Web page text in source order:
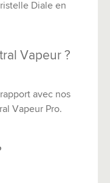
Diale en
Vapeur ?
avec nos
Vapeur Pro.